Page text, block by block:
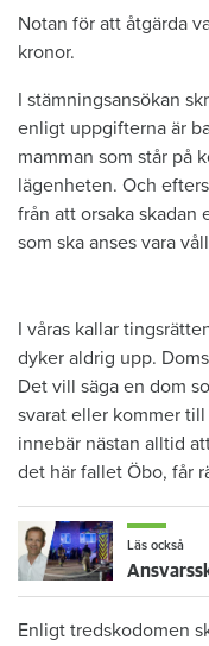
Notan för att åtgärda
kronor.
I stämningsansökan
enligt uppgifterna är
mamman som står på
lägenheten. Och
från att orsaka skadan
som ska anses vara
I våras kallar
dyker aldrig upp.
Det vill säga en dom
svarat eller kommer
innebär nästan alltid
det här fallet Öbo, får
Läs också
Enligt tredskodomen